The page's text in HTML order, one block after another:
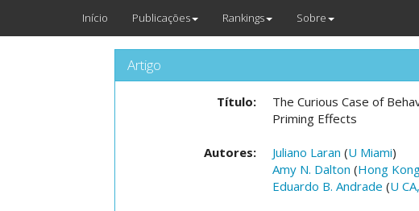
Início Publicações Rankings Sobre
Artigo
Título:
The Curious Case of
Priming Effects
Autores: Juliano Laran (U Miami)
Amy N. Dalton (Hong
Eduardo B. Andrade (U